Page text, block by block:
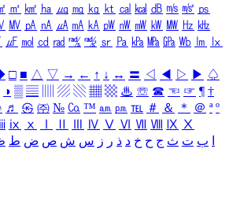
㎡ ㎢ ㏊ ㎍ ㎎ ㎏ ㏏ ㎈ ㎉ ㏈ ㎧ ㎨ ㎰
㎹ ㎀ ㎁ ㎂ ㎃ ㎄ ㎺ ㎻ ㎽ ㎾ ㎿ ㎐ ㎑
㎌ ㏖ ㏅ ㎭ ㎮ ㎯ ㏛ ㎩ ㎪ ㎫ ㎬ ㏝ ㏐
㏓
□ ■ △ ▽ → ← ↑ ↓ ↔ 〓 ◁ ◀ ▷ ▶ ♤
◑ ▒ ▤ ▨ ▧ ▦ ▩ ♨ ☏ ☎ ☜ ☞ ¶ †
♬ ㉿ ㈜ № ㏇ ™ ㏂ ㏘ ℡ ＃ ＆ ＊ ＠ ª º
ⅸ ⅹ Ⅳ Ⅴ Ⅵ Ⅶ Ⅷ Ⅸ Ⅹ
ب ت ث ج ح خ د ذ ر ز س ش ص ض ط